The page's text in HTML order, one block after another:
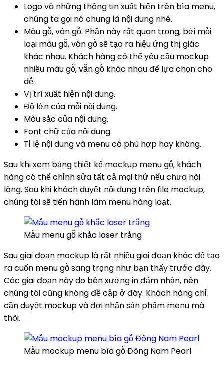
Logo và những thông tin xuất hiện trên bìa menu,
chúng ta gọi nó chung là nội dung nhé.
Màu gỗ, vân gỗ. Phần này rất quan trọng, bởi mỗi
loại màu gỗ, vân gỗ sẽ tạo ra hiệu ứng thị giác
khác nhau. Khách hàng có thể yêu cầu mockup
nhiều màu gỗ, vẫn gỗ khác nhau để lựa chọn cho
dễ.
Vị trí xuất hiện nội dung.
Độ lớn của mỗi nội dung.
Màu sắc của nội dung.
Font chữ của nội dung.
Tỉ lệ nội dung và menu có phù hợp hay không.
Sau khi xem bảng thiết kế mockup menu gỗ, khách
hàng có thể chỉnh sửa tất cả mọi thứ nếu chưa hài
lòng. Sau khi khách duyệt nội dung trên file mockup,
chúng tôi sẽ tiến hành làm menu hàng loạt.
Mẫu menu gỗ khắc laser trắng
Sau giai đoạn mockup là rất nhiều giai đoạn khác để tạo
ra cuốn menu gỗ sang trọng như bạn thấy trước đây.
Các giai đoạn này do bên xưởng in đảm nhận, nên
chúng tôi cũng không đề cập ở đây. Khách hàng chỉ
cần duyệt mockup và đợi nhận sản phẩm menu mà
thôi.
Mẫu mockup menu bìa gỗ Đông Nam Pearl